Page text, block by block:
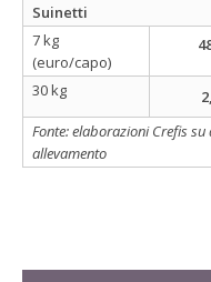
Suinetti
7 kg
(euro/capo)
30 kg
Fonte: elaborazioni Crefis
allevamento